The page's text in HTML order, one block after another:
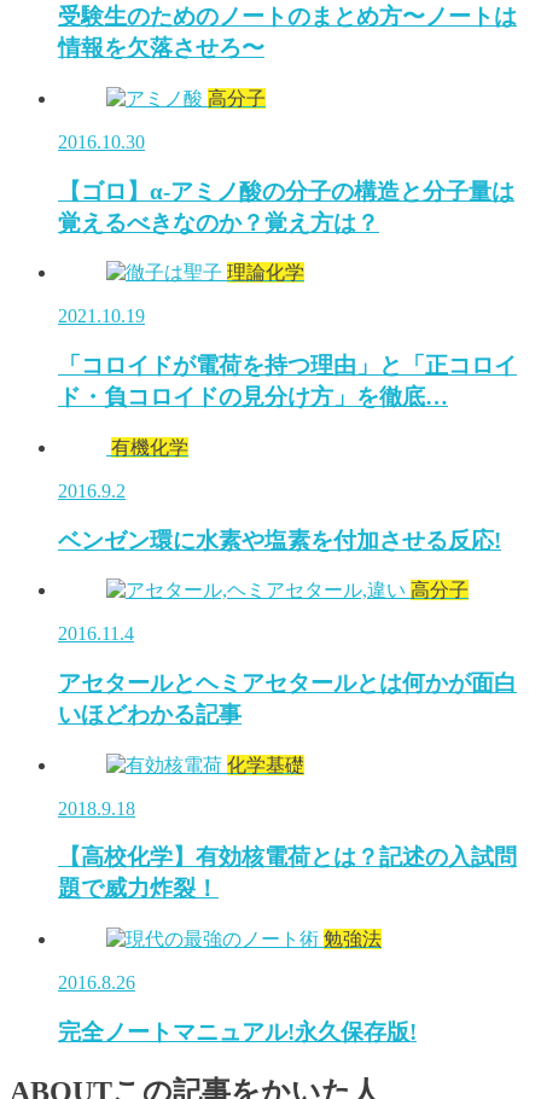
受験生のためのノートのまとめ方〜ノートは
情報を欠落させろ〜
高分子
2016.10.30
【ゴロ】α-アミノ酸の分子の構造と分子量は
覚えるべきなのか？覚え方は？
理論化学
2021.10.19
「コロイドが電荷を持つ理由」と「正コロイ
ド・負コロイドの見分け方」を徹底…
有機化学
2016.9.2
ベンゼン環に水素や塩素を付加させる反応!
高分子
2016.11.4
アセタールとヘミアセタールとは何かが面白
いほどわかる記事
化学基礎
2018.9.18
【高校化学】有効核電荷とは？記述の入試問
題で威力炸裂！
勉強法
2016.8.26
完全ノートマニュアル!永久保存版!
ABOUTこの記事をかいた人